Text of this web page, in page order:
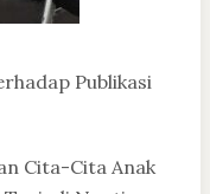
Publikasi
Cita-Cita Anak